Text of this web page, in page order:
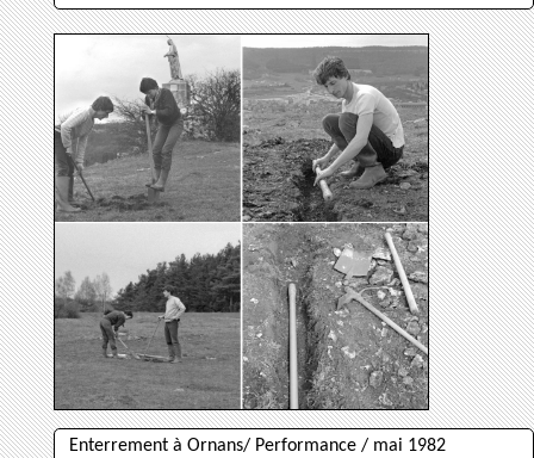
Enterrement à Ornans/ Performance / mai 1982